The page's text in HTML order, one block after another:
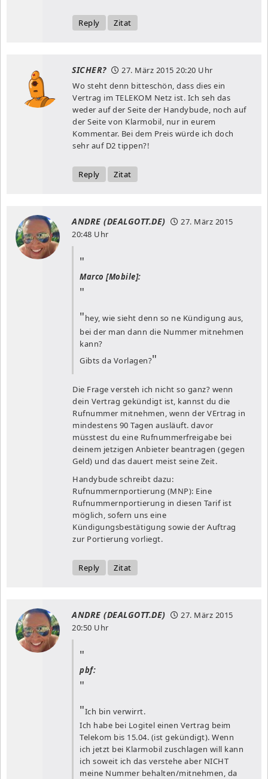
Reply Zitat
SICHER? 27. März 2015 20:20 Uhr
Wo steht denn bitteschön, dass dies ein
Vertrag im TELEKOM Netz ist. Ich seh das
weder auf der Seite der Handybude, noch auf
der Seite von Klarmobil, nur in eurem
Kommentar. Bei dem Preis würde ich doch
sehr auf D2 tippen?!
Reply Zitat
ANDRE (DEALGOTT.DE)
27. März 2015
20:48 Uhr
Marco [Mobile]:
hey, wie sieht denn so ne Kündigung aus,
bei der man dann die Nummer mitnehmen
kann?
Gibts da Vorlagen?
Die Frage versteh ich nicht so ganz? wenn
dein Vertrag gekündigt ist, kannst du die
Rufnummer mitnehmen, wenn der VErtrag in
mindestens 90 Tagen ausläuft. davor
müsstest du eine Rufnummerfreigabe bei
deinem jetzigen Anbieter beantragen (gegen
Geld) und das dauert meist seine Zeit.
Handybude schreibt dazu:
Rufnummernportierung (MNP): Eine
Rufnummernportierung in diesen Tarif ist
möglich, sofern uns eine
Kündigungsbestätigung sowie der Auftrag
zur Portierung vorliegt.
Reply Zitat
ANDRE (DEALGOTT.DE)
27. März 2015
20:50 Uhr
pbf:
Ich bin verwirrt.
Ich habe bei Logitel einen Vertrag beim
Telekom bis 15.04. (ist gekündigt). Wenn
ich jetzt bei Klarmobil zuschlagen will kann
ich soweit ich das verstehe aber NICHT
meine Nummer behalten/mitnehmen, da